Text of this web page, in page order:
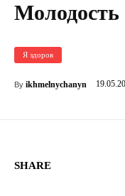
Я здоров
By ikhmelnychanyn
SHARE